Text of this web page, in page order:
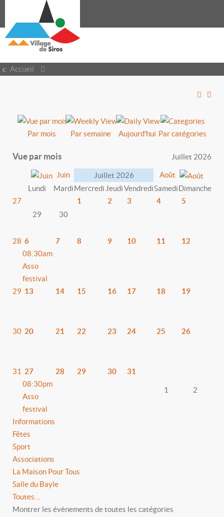
Accueil
Par mois Par semaine Aujourd'hui Par catégories
Vue par mois Juillet 2026
Juin Juillet 2026
Août
Lundi
MardiMercredi JeudiVendrediSamediDimanche
27
29
30
1 2 3 4 5
28 6
08:30am
Asso
festival
7 8 9 10 11 12
29 13 14 15 16 17 18 19
30 20 21 22 23 24 25 26
31 27
08:30pm
Asso
festival
28 29 30 31
1 2
Informations
Fêtes
Sport
Associations
La Maison Pour Tous
Salle du Bayle
Toutes…
Montrer les évènements de toutes les catégories